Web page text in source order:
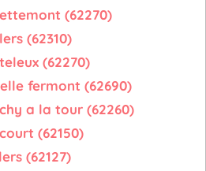
(62270)
(62310)
(62270)
fermont (62690)
a la tour (62260)
(62150)
(62127)